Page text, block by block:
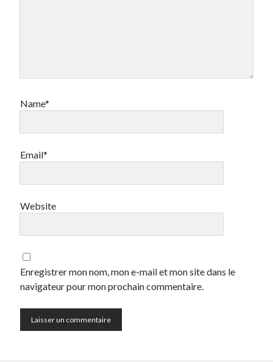
décembre 2010
mars 2010
septembre 2009
juillet 2009
mars 2009
février 2009
janvier 2009
novembre 2008
octobre 2008
Name*
Email*
Website
Enregistrer mon nom, mon e-mail et mon site dans le
navigateur pour mon prochain commentaire.